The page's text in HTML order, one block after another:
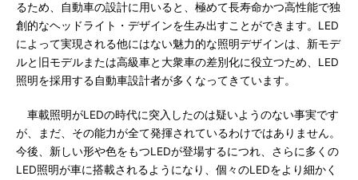
るため、自動車の設計に用いると、極めて長寿命かつ高性能で独
創的なヘッドライト・デザインを生み出すことができます。LED
によって実現される他にはない魅力的な照明デザインは、新モデ
ルと旧モデルまたは高級車と大衆車の差別化に役立つため、LED
照明を採用する自動車設計者が多くなってきています。
車載照明がLEDの時代に突入したのは疑いようのない事実です
が、まだ、その能力が全て発揮されているわけではありません。
今後、新しい形や色をもつLEDが登場するにつれ、さらに多くの
LED照明が車に搭載されるようになり、個々のLEDをより細かく